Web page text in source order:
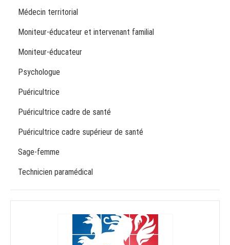
Médecin territorial
Moniteur-éducateur et intervenant familial
Moniteur-éducateur
Psychologue
Puéricultrice
Puéricultrice cadre de santé
Puéricultrice cadre supérieur de santé
Sage-femme
Technicien paramédical